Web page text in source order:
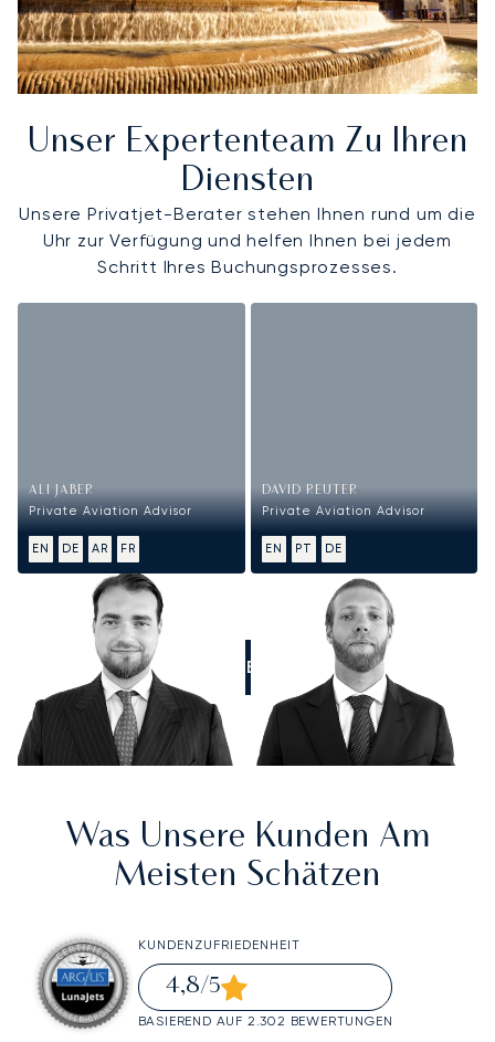
Unser Expertenteam Zu Ihren
Diensten
Unsere Privatjet-Berater stehen Ihnen rund um die
Uhr zur Verfügung und helfen Ihnen bei jedem
Schritt Ihres Buchungsprozesses.
ALI JABER
Private Aviation Advisor
EN DE AR FR
DAVID REUTER
Private Aviation Advisor
EN PT DE
RUFEN SIE UNS AN
Was Unsere Kunden Am
Meisten Schätzen
KUNDENZUFRIEDENHEIT
4,8/5
BASIEREND AUF 2.302 BEWERTUNGEN